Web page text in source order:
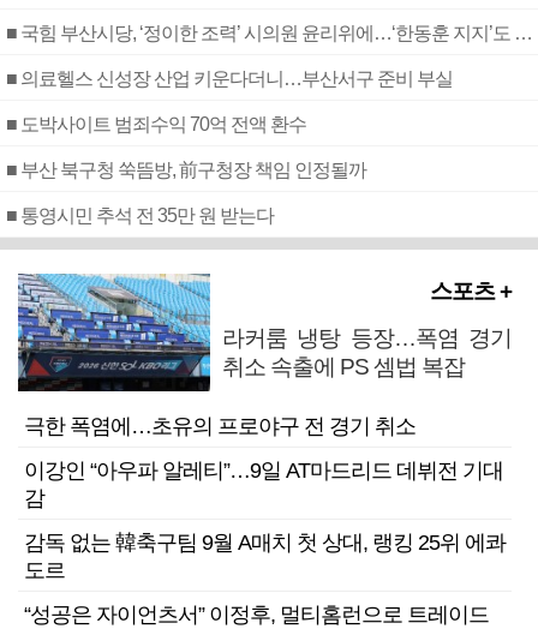
■ 국힘 부산시당, ‘정이한 조력’ 시의원 윤리위에…‘한동훈 지지’도 신고접수
■ 의료헬스 신성장 산업 키운다더니…부산서구 준비 부실
■ 도박사이트 범죄수익 70억 전액 환수
■ 부산 북구청 쑥뜸방, 前구청장 책임 인정될까
■ 통영시민 추석 전 35만 원 받는다
스포츠 +
라커룸 냉탕 등장…폭염 경기
취소 속출에 PS 셈법 복잡
극한 폭염에…초유의 프로야구 전 경기 취소
이강인 “아우파 알레티”…9일 AT마드리드 데뷔전 기대
감
감독 없는 韓축구팀 9월 A매치 첫 상대, 랭킹 25위 에콰
도르
“성공은 자이언츠서” 이정후, 멀티홈런으로 트레이드